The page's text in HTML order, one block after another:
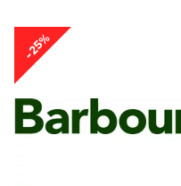
-25%